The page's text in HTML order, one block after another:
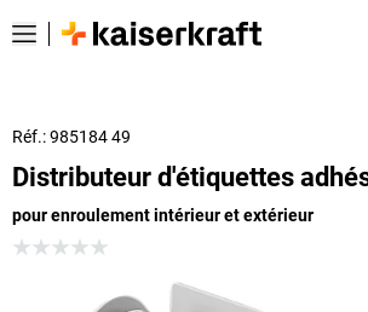
Réf.: 985184 49
Distributeur d'étiquettes
pour enroulement intérieur et extérieur